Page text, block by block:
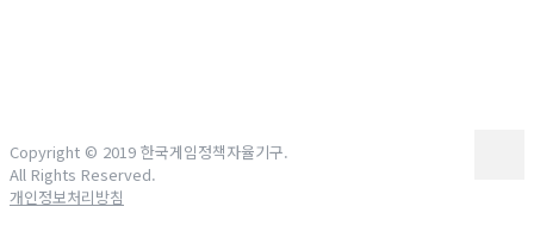
Copyright © 2019 한국게임정책자율기구.
All Rights Reserved.
개인정보처리방침